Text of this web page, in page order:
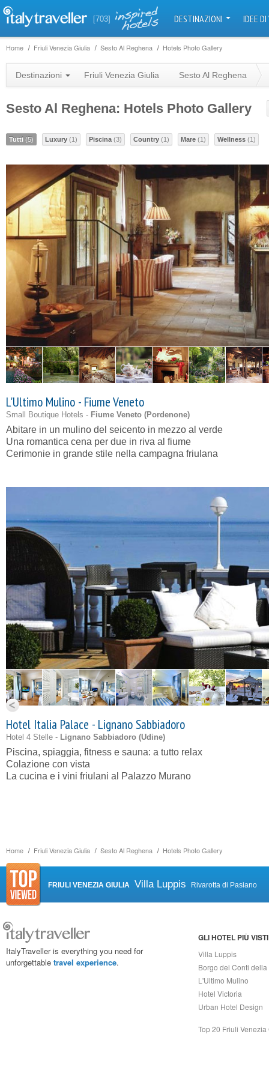
[703] DESTINAZIONI IDEE
Home Friuli Venezia Giulia Sesto Al Reghena Hotels Photo Gallery
Home Friuli Venezia Giulia Sesto Al Reghena Hotels Photo Gallery
Destinazioni Friuli Venezia Giulia Sesto Al Reghena
Sesto Al Reghena: Hotels Photo Gallery
Tutti (5) Luxury (1) Piscina (3) Country (1) Mare (1) Wellness (1)
L'Ultimo Mulino - Fiume Veneto
Small Boutique Hotels - Fiume Veneto (Pordenone)
Abitare in un mulino del seicento in mezzo al verde
Una romantica cena per due in riva al fiume
Cerimonie in grande stile nella campagna friulana
Hotel Italia Palace - Lignano Sabbiadoro
Hotel 4 Stelle - Lignano Sabbiadoro (Udine)
Piscina, spiaggia, fitness e sauna: a tutto relax
Colazione con vista
La cucina e i vini friulani al Palazzo Murano
FRIULI VENEZIA GIULIA Villa Luppis Rivarotta di Pasiano
ItalyTraveller is everything you need for
unforgettable travel experience.
GLI HOTEL PIÙ VISTI
Villa Luppis
Borgo dei Conti della
L'Ultimo Mulino
Hotel Victoria
Urban Hotel Design
Top 20 Friuli Venezia